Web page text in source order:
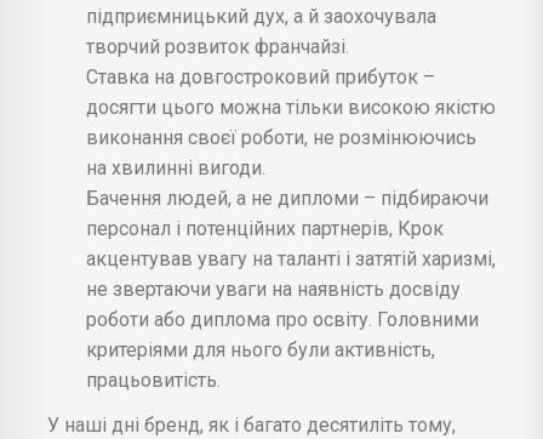
підприємницький дух, а й заохочувала
творчий розвиток франчайзі.
Ставка на довгостроковий прибуток –
досягти цього можна тільки високою якістю
виконання своєї роботи, не розмінюючись
на хвилинні вигоди.
Бачення людей, а не дипломи – підбираючи
персонал і потенційних партнерів, Крок
акцентував увагу на таланті і затятій харизмі,
не звертаючи уваги на наявність досвіду
роботи або диплома про освіту. Головними
критеріями для нього були активність,
працьовитість.
У наші дні бренд, як і багато десятиліть тому,